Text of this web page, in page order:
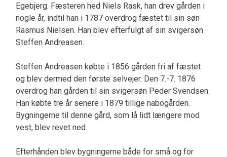
Egebjerg. Fæsteren hed Niels Rask, han drev gården i
nogle år, indtil han i 1787 overdrog fæstet til sin søn
Rasmus Nielsen. Han blev efterfulgt af sin svigersøn
Steffen Andreasen.
Steffen Andreasen købte i 1856 gården fri af fæstet
og blev dermed den første selvejer. Den 7.-7. 1876
overdrog han gården til sin svigersøn Peder Svendsen.
Han købte tre år senere i 1879 tillige nabogården.
Bygningerne til denne gård, som lå lidt længere mod
vest, blev revet ned.
Efterhånden blev bygningerne både for små og for